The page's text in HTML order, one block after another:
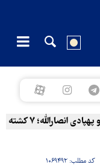
۷ کشته و ۳۰ زخمی
کد مطلب: ۱۰۶۹۴۹۲